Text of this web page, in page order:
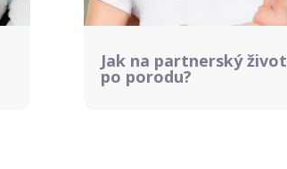
Jak na partnerský život
po porodu?